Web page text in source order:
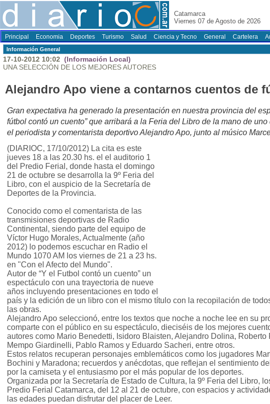
Catamarca
Viernes 07 de Agosto de 2026
Principal Economia Deportes Turismo Salud Ciencia y Tecno General Cartelera
Información General
17-10-2012 10:02 (Información Local)
UNA SELECCIÓN DE LOS MEJORES AUTORES
Alejandro Apo viene a contarnos cuentos de
Gran expectativa ha generado la presentación en nuestra provincia del
fútbol contó un cuento” que arribará a la Feria del Libro de la mano de uno
el periodista y comentarista deportivo Alejandro Apo, junto al músico
(DIARIOC, 17/10/2012) La cita es este
jueves 18 a las 20.30 hs. el el auditorio 1
del Predio Ferial, donde hasta el domingo
21 de octubre se desarrolla la 9º Feria del
Libro, con el auspicio de la Secretaría de
Deportes de la Provincia.
Conocido como el comentarista de las
transmisiones deportivas de Radio
Continental, siendo parte del equipo de
Víctor Hugo Morales, Actualmente (año
2012) lo podemos escuchar en Radio el
Mundo 1070 AM los viernes de 21 a 23 hs.
en "Con el Afecto del Mundo".
Autor de “Y el Futbol contó un cuento” un
espectáculo con una trayectoria de nueve
años incluyendo presentaciones en todo el
país y la edición de un libro con el mismo título con la recopilación de
las obras.
Alejandro Apo seleccionó, entre los textos que noche a noche lee en su
comparte con el público en su espectáculo, dieciséis de los mejores
autores como Mario Benedetti, Isidoro Blaisten, Alejandro Dolina, Roberto
Mempo Giardinelli, Pablo Ramos y Eduardo Sacheri, entre otros.
Estos relatos recuperan personajes emblemáticos como los jugadores
Bochini y Maradona; recuerdos y anécdotas, que reflejan el sentimiento
por la camiseta y el entusiasmo por el más popular de los deportes.
Organizada por la Secretaría de Estado de Cultura, la 9º Feria del Libro,
Predio Ferial Catamarca, del 12 al 21 de octubre, con espacios y
las edades puedan disfrutar del placer de Leer.